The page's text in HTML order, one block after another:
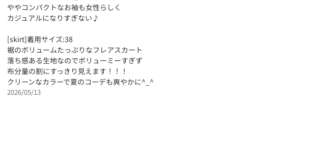
ややコンパクトなお袖も女性らしく
カジュアルになりすぎない♪
[skirt]着用サイズ:38
裾のボリュームたっぷりなフレアスカート
落ち感ある生地なのでボリューミーすぎず
布分量の割にすっきり見えます！！！
クリーンなカラーで夏のコーデも爽やかに^_^
2026/05/13